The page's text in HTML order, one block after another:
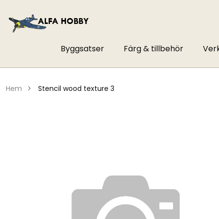
Byggsatser Färg & tillbehör
hem stencil wood texture 3